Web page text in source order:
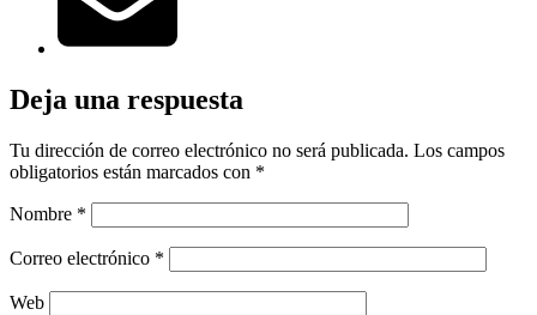
Deja una respuesta
Tu dirección de correo electrónico no será publicada. Los campos
obligatorios están marcados con *
Nombre *
Correo electrónico *
Web